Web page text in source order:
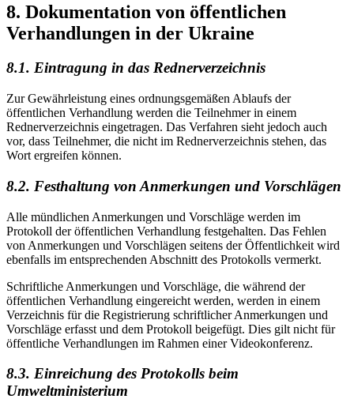
8. Dokumentation von öffentlichen
Verhandlungen in der Ukraine
8.1. Eintragung in das Rednerverzeichnis
Zur Gewährleistung eines ordnungsgemäßen Ablaufs der
öffentlichen Verhandlung werden die Teilnehmer in einem
Rednerverzeichnis eingetragen. Das Verfahren sieht jedoch auch
vor, dass Teilnehmer, die nicht im Rednerverzeichnis stehen, das
Wort ergreifen können.
8.2. Festhaltung von Anmerkungen und Vorschlägen
Alle mündlichen Anmerkungen und Vorschläge werden im
Protokoll der öffentlichen Verhandlung festgehalten. Das Fehlen
von Anmerkungen und Vorschlägen seitens der Öffentlichkeit wird
ebenfalls im entsprechenden Abschnitt des Protokolls vermerkt.
Schriftliche Anmerkungen und Vorschläge, die während der
öffentlichen Verhandlung eingereicht werden, werden in einem
Verzeichnis für die Registrierung schriftlicher Anmerkungen und
Vorschläge erfasst und dem Protokoll beigefügt. Dies gilt nicht für
öffentliche Verhandlungen im Rahmen einer Videokonferenz.
8.3. Einreichung des Protokolls beim
Umweltministerium